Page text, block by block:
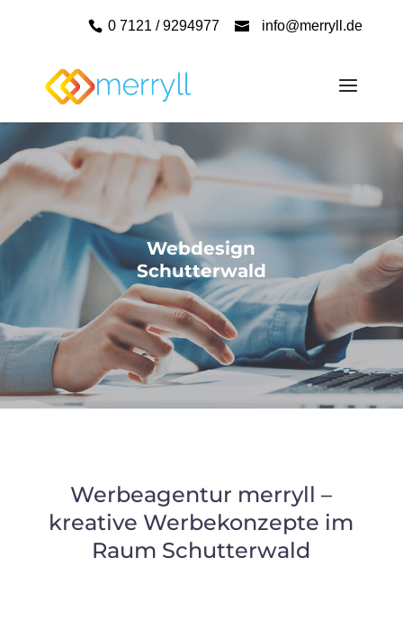
0 7121 / 9294977 info@merryll.de
Webdesign
Schutterwald
Werbeagentur merryll –
kreative Werbekonzepte im
Raum Schutterwald